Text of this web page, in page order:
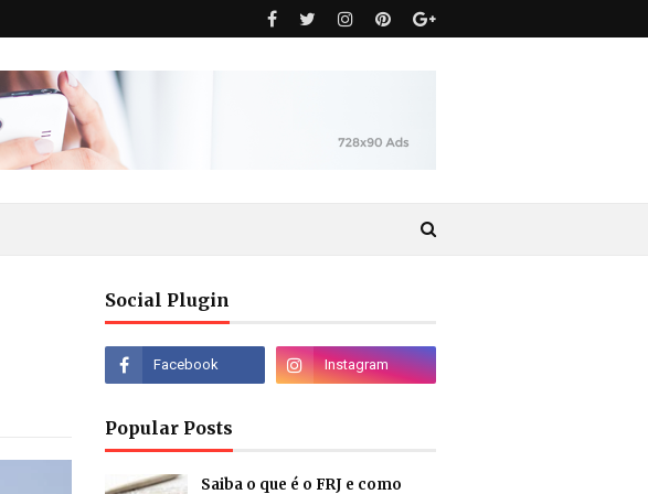
Social Plugin
Popular Posts
Saiba o que é o FRJ e como